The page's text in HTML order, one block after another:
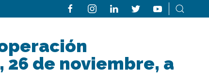
26 de noviembre, a